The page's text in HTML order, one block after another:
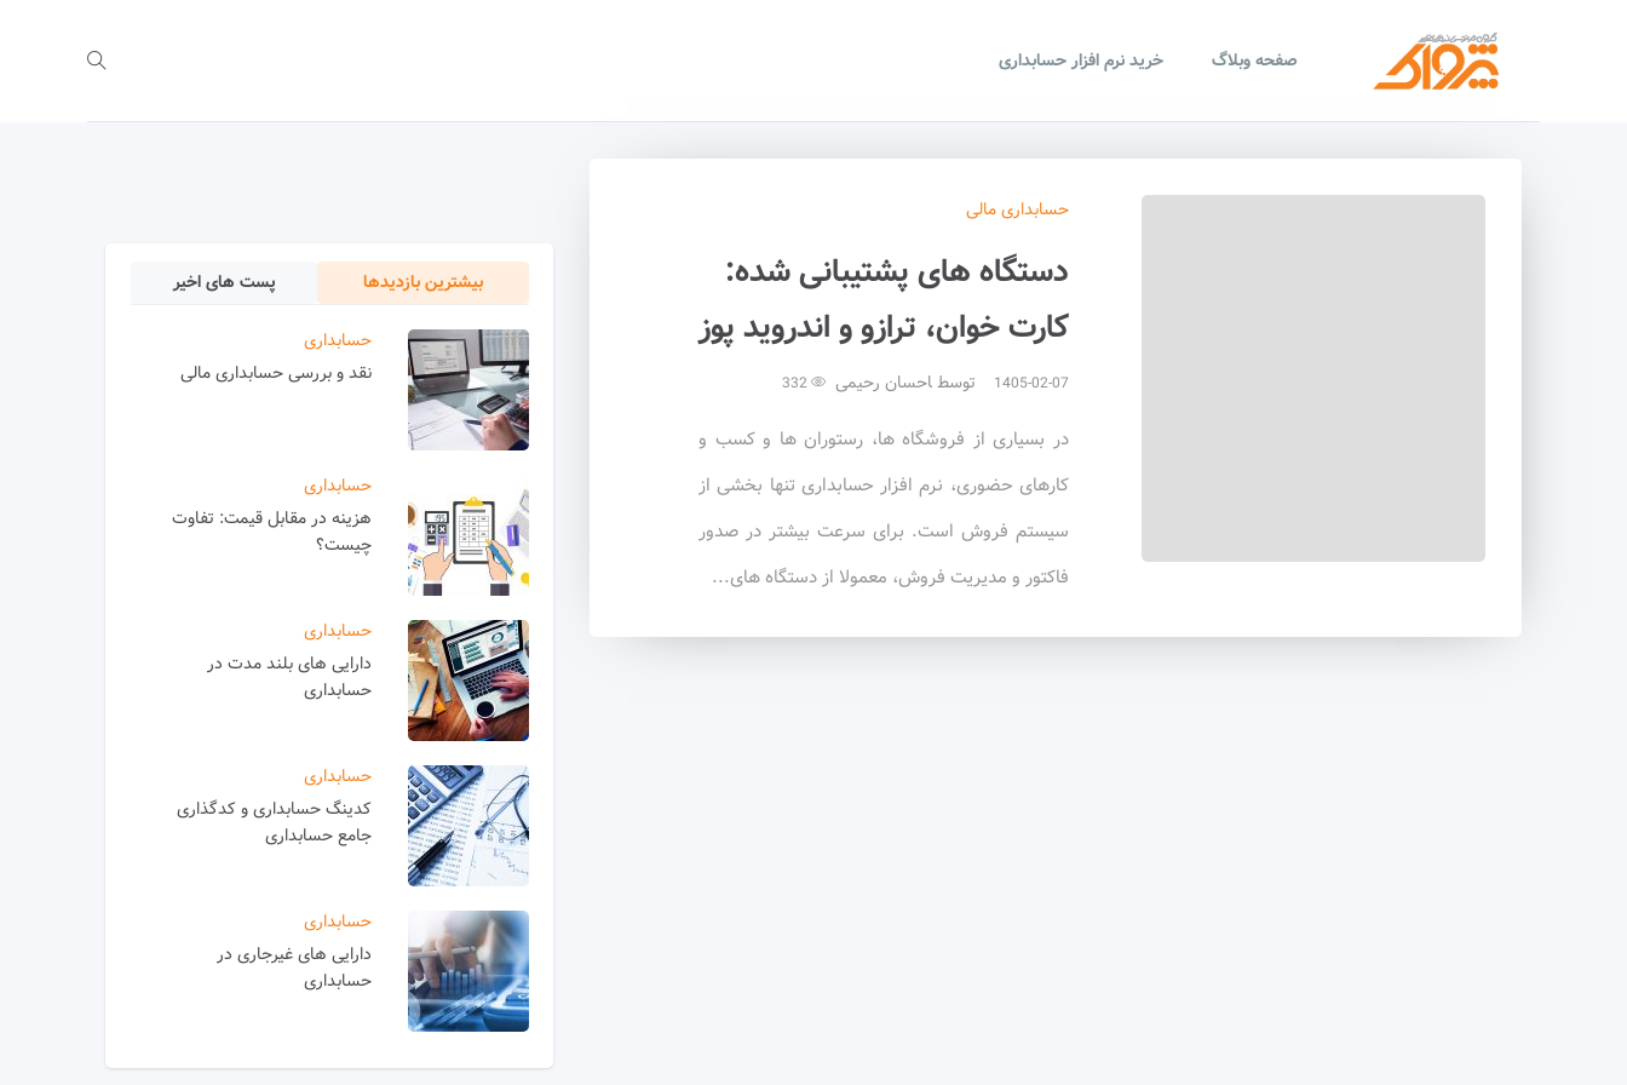
صفحه وبلاگ خرید نرم افزار حسابداری
حسابداریمالی
دستگاه های پشتیبانی شده:
کارت خوان، ترازو و اندروید پوز
1405-02-07 توسط احسان رحیمی
در بسیاری از فروشگاه ها، رستوران ها و کسب و
کارهای حضوری، نرم افزار حسابداری تنها بخشی از
سیستم فروش است. برای سرعت بیشتر در صدور
فاکتور و مدیریت فروش، معمولا از دستگاه های...
بیشترین بازدیدها پست های اخیر
حسابداری
نقد و بررسی حسابداری مالی
حسابداری
هزینه در مقابل قیمت: تفاوت
چیست؟
حسابداری
دارایی های بلند مدت در
حسابداری
حسابداری
کدینگ حسابداری و کدگذاری
جامع حسابداری
حسابداری
دارایی های غیرجاری در
حسابداری